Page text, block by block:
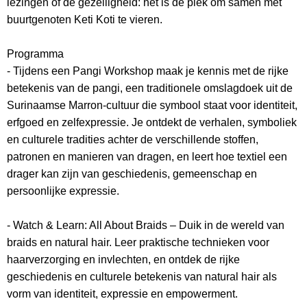
lezingen of de gezelligheid: het is dé plek om samen met
buurtgenoten Keti Koti te vieren.
Programma
- Tijdens een Pangi Workshop maak je kennis met de rijke
betekenis van de pangi, een traditionele omslagdoek uit de
Surinaamse Marron-cultuur die symbool staat voor identiteit,
erfgoed en zelfexpressie. Je ontdekt de verhalen, symboliek
en culturele tradities achter de verschillende stoffen,
patronen en manieren van dragen, en leert hoe textiel een
drager kan zijn van geschiedenis, gemeenschap en
persoonlijke expressie.
- Watch & Learn: All About Braids – Duik in de wereld van
braids en natural hair. Leer praktische technieken voor
haarverzorging en invlechten, en ontdek de rijke
geschiedenis en culturele betekenis van natural hair als
vorm van identiteit, expressie en empowerment.